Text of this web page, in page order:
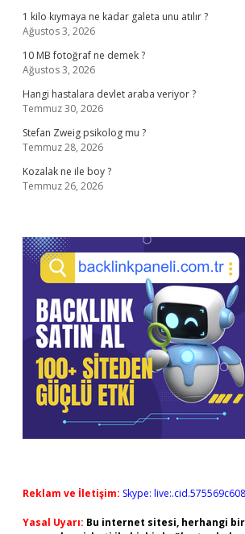
1 kilo kıymaya ne kadar galeta unu atılır ?
Ağustos 3, 2026
10 MB fotoğraf ne demek ?
Ağustos 3, 2026
Hangi hastalara devlet araba veriyor ?
Temmuz 30, 2026
Stefan Zweig psikolog mu ?
Temmuz 28, 2026
Kozalak ne ile boy ?
Temmuz 26, 2026
Reklam ve İletişim: Skype:
Yasal Uyarı: Bu internet sitesi, herhangi